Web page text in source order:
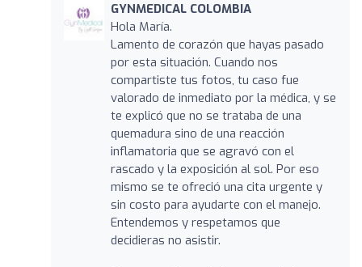
GYNMEDICAL COLOMBIA
Hola María.
Lamento de corazón que hayas pasado
por esta situación. Cuando nos
compartiste tus fotos, tu caso fue
valorado de inmediato por la médica, y se
te explicó que no se trataba de una
quemadura sino de una reacción
inflamatoria que se agravó con el
rascado y la exposición al sol. Por eso
mismo se te ofreció una cita urgente y
sin costo para ayudarte con el manejo.
Entendemos y respetamos que
decidieras no asistir.